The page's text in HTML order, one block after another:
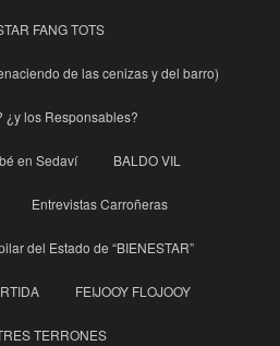
FANG TOTS
de las cenizas y del barro)
¿y los Responsables?
en Sedaví BALDO VIL
Entrevistas Carroñeras
del Estado de “BIENESTAR”
FEIJOOY FLOJOOY
TERRONES